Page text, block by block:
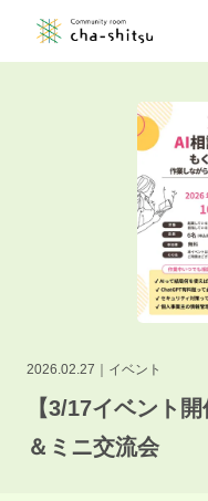
2026.02.27 イベント
【3/17イベント
＆ミニ交流会